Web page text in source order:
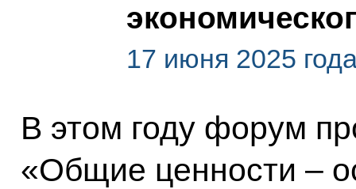
17 июня 2025
В этом году форум
«Общие ценности –